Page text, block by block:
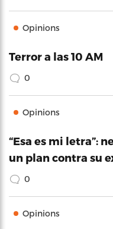
Opinions
Terror a las 10 AM
0
Opinions
“Esa es mi letra”:
un plan contra su
0
Opinions